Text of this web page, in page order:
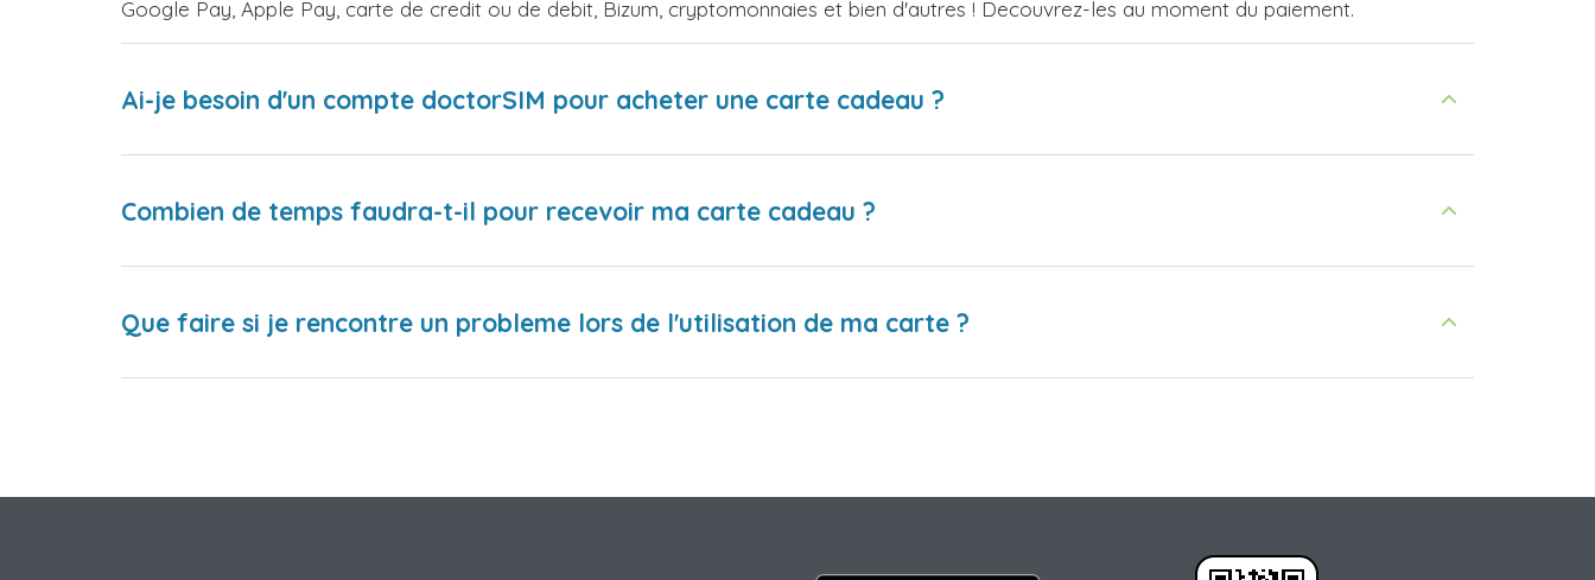
Google Pay, Apple Pay, carte de credit ou de debit, Bizum, cryptomonnaies et bien d'autres ! Decouvrez-les au moment du paiement.
Ai-je besoin d'un compte doctorSIM pour acheter une carte cadeau ?
Combien de temps faudra-t-il pour recevoir ma carte cadeau ?
Que faire si je rencontre un probleme lors de l'utilisation de ma carte ?